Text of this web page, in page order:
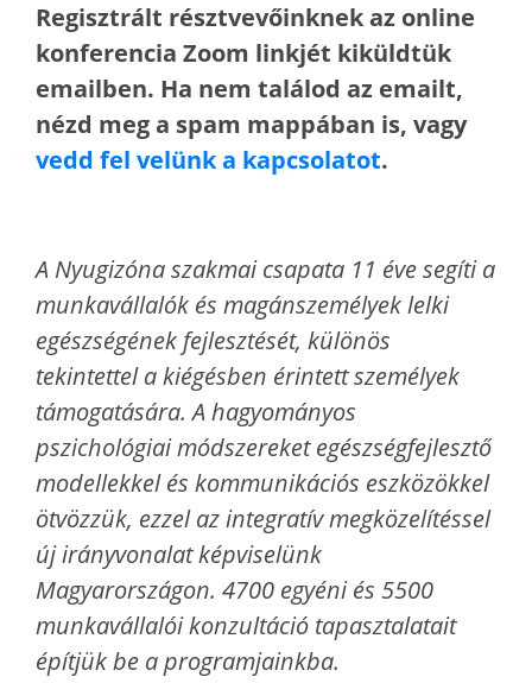
Regisztrált résztvevőinknek az online
konferencia Zoom linkjét kiküldtük
emailben. Ha nem találod az emailt,
nézd meg a spam mappában is, vagy
vedd fel velünk a kapcsolatot.
A Nyugizóna szakmai csapata 11 éve segíti a
munkavállalók és magánszemélyek lelki
egészségének fejlesztését, különös
tekintettel a kiégésben érintett személyek
támogatására. A hagyományos
pszichológiai módszereket egészségfejlesztő
modellekkel és kommunikációs eszközökkel
ötvözzük, ezzel az integratív megközelítéssel
új irányvonalat képviselünk
Magyarországon. 4700 egyéni és 5500
munkavállalói konzultáció tapasztalatait
építjük be a programjainkba.